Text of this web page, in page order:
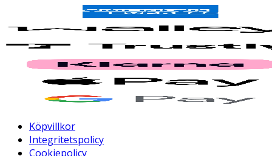
Köpvillkor
Integritetspolicy
Cookiepolicy